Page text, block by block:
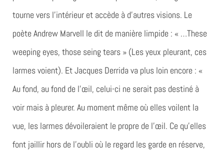
tourne vers l’intérieur et accède à d’autres visions. Le
poète Andrew Marvell le dit de manière limpide : « …These
weeping eyes, those seing tears » (Les yeux pleurant, ces
larmes voient). Et Jacques Derrida va plus loin encore : «
Au fond, au fond de l’œil, celui-ci ne serait pas destiné à
voir mais à pleurer. Au moment même où elles voilent la
vue, les larmes dévoileraient le propre de l’œil. Ce qu’elles
font jaillir hors de l’oubli où le regard les garde en réserve,